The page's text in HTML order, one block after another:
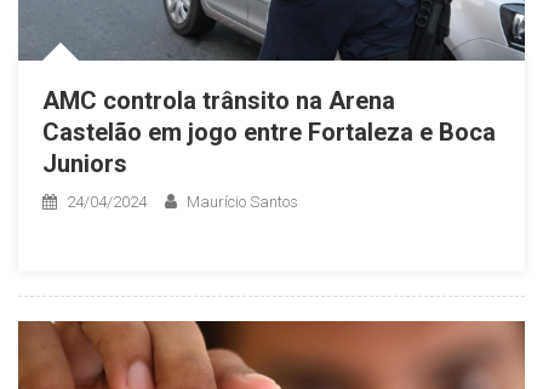
AMC controla trânsito na Arena
Castelão em jogo entre Fortaleza e Boca
Juniors
24/04/2024 Maurício Santos